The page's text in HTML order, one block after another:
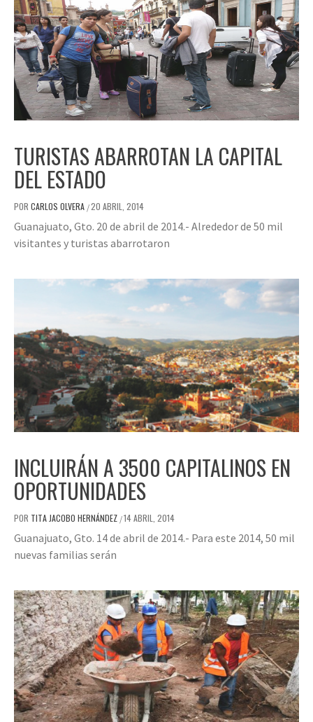
TURISTAS ABARROTAN LA CAPITAL
DEL ESTADO
POR CARLOS OLVERA /20 ABRIL, 2014
Guanajuato, Gto. 20 de abril de 2014.- Alrededor de 50 mil
visitantes y turistas abarrotaron
INCLUIRÁN A 3500 CAPITALINOS EN
OPORTUNIDADES
POR TITA JACOBO HERNÁNDEZ /14 ABRIL, 2014
Guanajuato, Gto. 14 de abril de 2014.- Para este 2014, 50 mil
nuevas familias serán